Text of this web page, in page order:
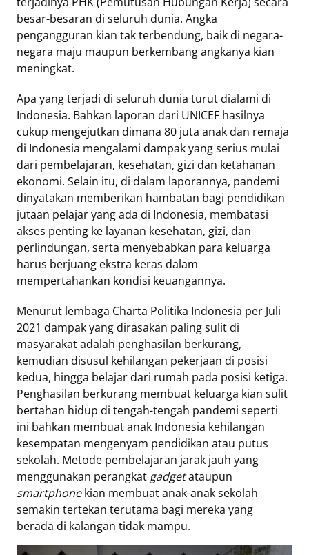
besar-besaran di seluruh dunia. Angka
pengangguran kian tak terbendung, baik di negara-
negara maju maupun berkembang angkanya kian
meningkat.
Apa yang terjadi di seluruh dunia turut dialami di
Indonesia. Bahkan laporan dari UNICEF hasilnya
cukup mengejutkan dimana 80 juta anak dan remaja
di Indonesia mengalami dampak yang serius mulai
dari pembelajaran, kesehatan, gizi dan ketahanan
ekonomi. Selain itu, di dalam laporannya, pandemi
dinyatakan memberikan hambatan bagi pendidikan
jutaan pelajar yang ada di Indonesia, membatasi
akses penting ke layanan kesehatan, gizi, dan
perlindungan, serta menyebabkan para keluarga
harus berjuang ekstra keras dalam
mempertahankan kondisi keuangannya.
Menurut lembaga Charta Politika Indonesia per Juli
2021 dampak yang dirasakan paling sulit di
masyarakat adalah penghasilan berkurang,
kemudian disusul kehilangan pekerjaan di posisi
kedua, hingga belajar dari rumah pada posisi ketiga.
Penghasilan berkurang membuat keluarga kian sulit
bertahan hidup di tengah-tengah pandemi seperti
ini bahkan membuat anak Indonesia kehilangan
kesempatan mengenyam pendidikan atau putus
sekolah. Metode pembelajaran jarak jauh yang
menggunakan perangkat gadgetataupun
smartphonekian membuat anak-anak sekolah
semakin tertekan terutama bagi mereka yang
berada di kalangan tidak mampu.